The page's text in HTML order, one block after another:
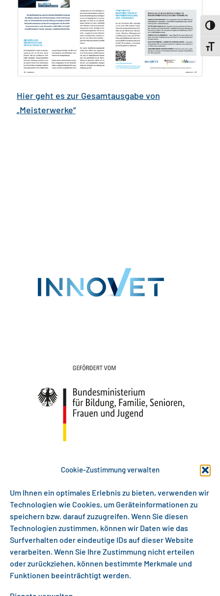
Cookie-Zustimmung verwalten
Um Ihnen ein optimales Erlebnis zu bieten, verwenden wir
Technologien wie Cookies, um Geräteinformationen zu
speichern bzw. darauf zuzugreifen. Wenn Sie diesen
Technologien zustimmen, können wir Daten wie das
Surfverhalten oder eindeutige IDs auf dieser Website
verarbeiten. Wenn Sie Ihre Zustimmung nicht erteilen
oder zurückziehen, können bestimmte Merkmale und
Funktionen beeinträchtigt werden.
Hier geht es zur Gesamtausgabe von
„Meisterwerke“
Gefördert als InnoVET PLUS-Projekt aus Mitteln